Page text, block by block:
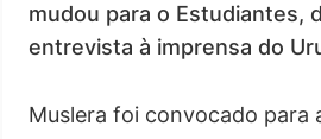
mudou para o Estudiantes,
entrevista à imprensa do
Muslera foi convocado para